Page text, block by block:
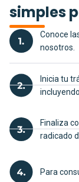
simples
Conoce
nosotros.
Inicia tu
Finaliza
radicado
Para